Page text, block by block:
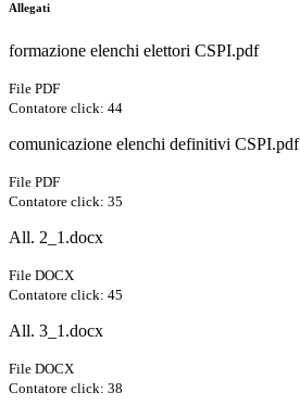
Allegati
formazione elenchi elettori CSPI.pdf
File PDF
Contatore click: 44
comunicazione elenchi definitivi CSPI.pdf
File PDF
Contatore click: 35
All. 2_1.docx
File DOCX
Contatore click: 45
All. 3_1.docx
File DOCX
Contatore click: 38